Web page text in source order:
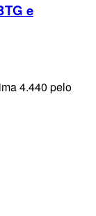
e
4.440 pelo